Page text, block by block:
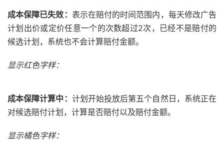
成本保障已失效： 表示在赔付的时间范围内，每天修改广告
计划出价或定价任意一个的次数超过2次，已经不是赔付的
候选计划，系统也不会计算赔付金额。
显示红色字样：
成本保障计算中： 计划开始投放后第五个自然日，系统正在
对候选赔付计划，计算是否赔付以及赔付金额。
显示橘色字样：